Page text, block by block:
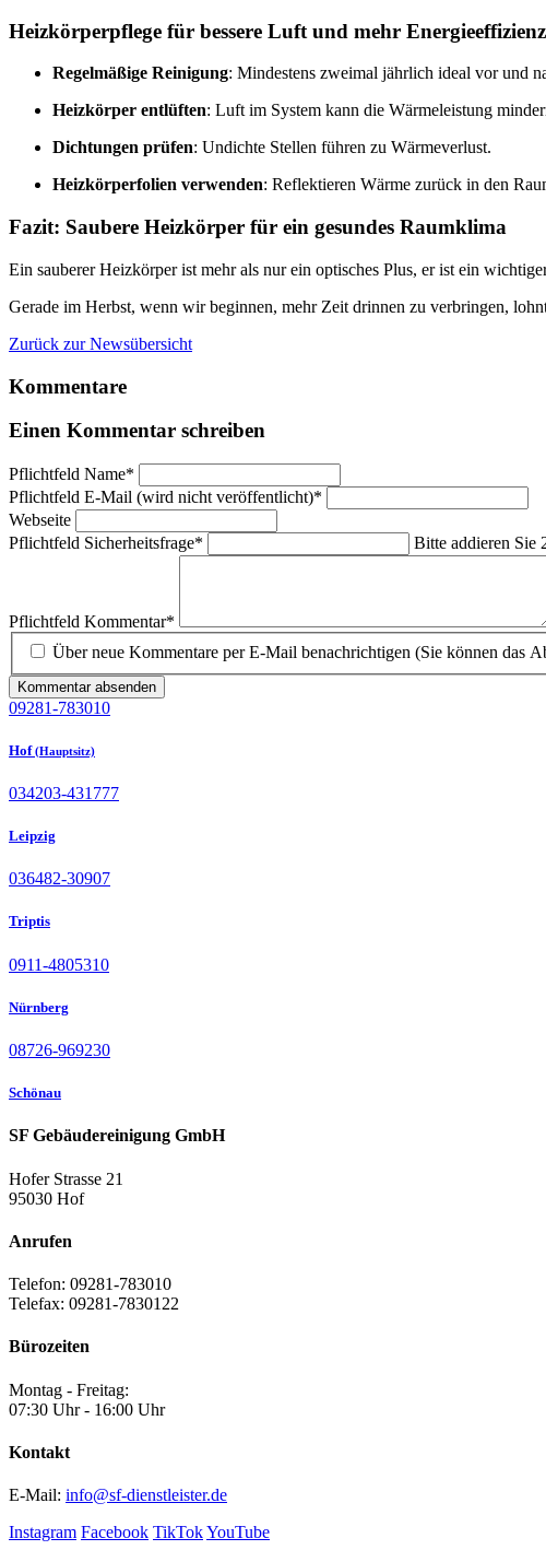
Heizkörperpflege für bessere Luft und mehr Energieeffizienz
Regelmäßige Reinigung: Mindestens zweimal jährlich ideal vor und
Heizkörper entlüften: Luft im System kann die Wärmeleistung
Dichtungen prüfen: Undichte Stellen führen zu Wärmeverlust.
Heizkörperfolien verwenden: Reflektieren Wärme zurück in den
Fazit: Saubere Heizkörper für ein gesundes Raumklima
Ein sauberer Heizkörper ist mehr als nur ein optisches Plus, er ist ein
Gerade im Herbst, wenn wir beginnen, mehr Zeit drinnen zu verbringen,
Zurück zur Newsübersicht
Kommentare
Einen Kommentar schreiben
Pflichtfeld Name*
Pflichtfeld E-Mail (wird nicht veröffentlicht)*
Webseite
Pflichtfeld Sicherheitsfrage* Bitte addieren Sie
Pflichtfeld Kommentar*
Über neue Kommentare per E-Mail benachrichtigen (Sie können das
Kommentar absenden
09281-783010
Hof(Hauptsitz)
034203-431777
Leipzig
036482-30907
Triptis
0911-4805310
Nürnberg
08726-969230
Schönau
SF Gebäudereinigung GmbH
Hofer Strasse 21
95030 Hof
Anrufen
Telefon: 09281-783010
Telefax: 09281-7830122
Bürozeiten
Montag - Freitag:
07:30 Uhr - 16:00 Uhr
Kontakt
E-Mail: info@sf-dienstleister.de
Instagram Facebook TikTokYouTube